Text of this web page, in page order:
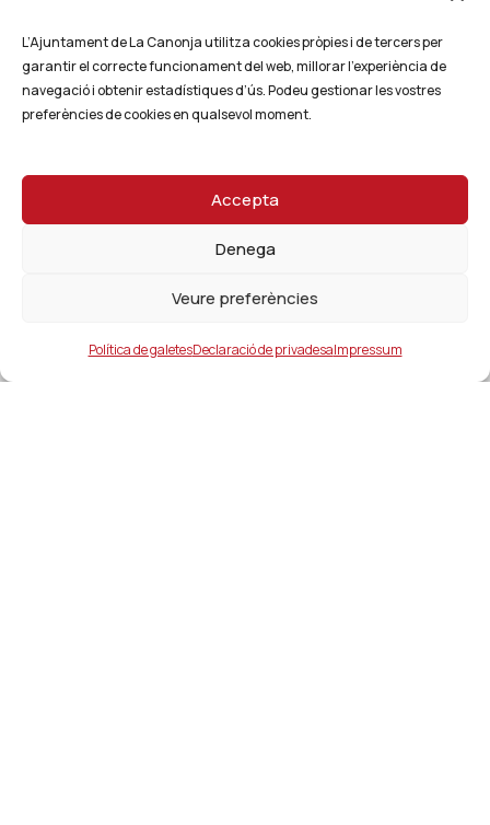
L’Ajuntament de La Canonja utilitza cookies pròpies i de tercers per
garantir el correcte funcionament del web, millorar l’experiència de
navegació i obtenir estadístiques d’ús. Podeu gestionar les vostres
preferències de cookies en qualsevol moment.
Accepta
Denega
Veure preferències
Política de galetesDeclaració de privadesaImpressum